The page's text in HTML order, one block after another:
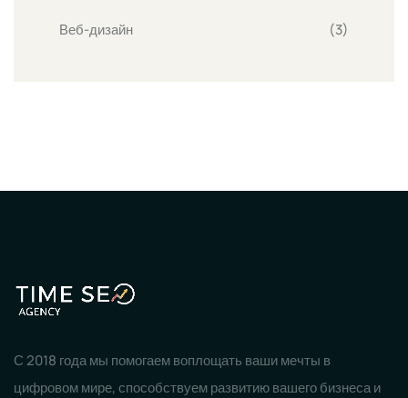
Веб-дизайн (3)
С 2018 года мы помогаем воплощать ваши мечты в
цифровом мире, способствуем развитию вашего бизнеса и